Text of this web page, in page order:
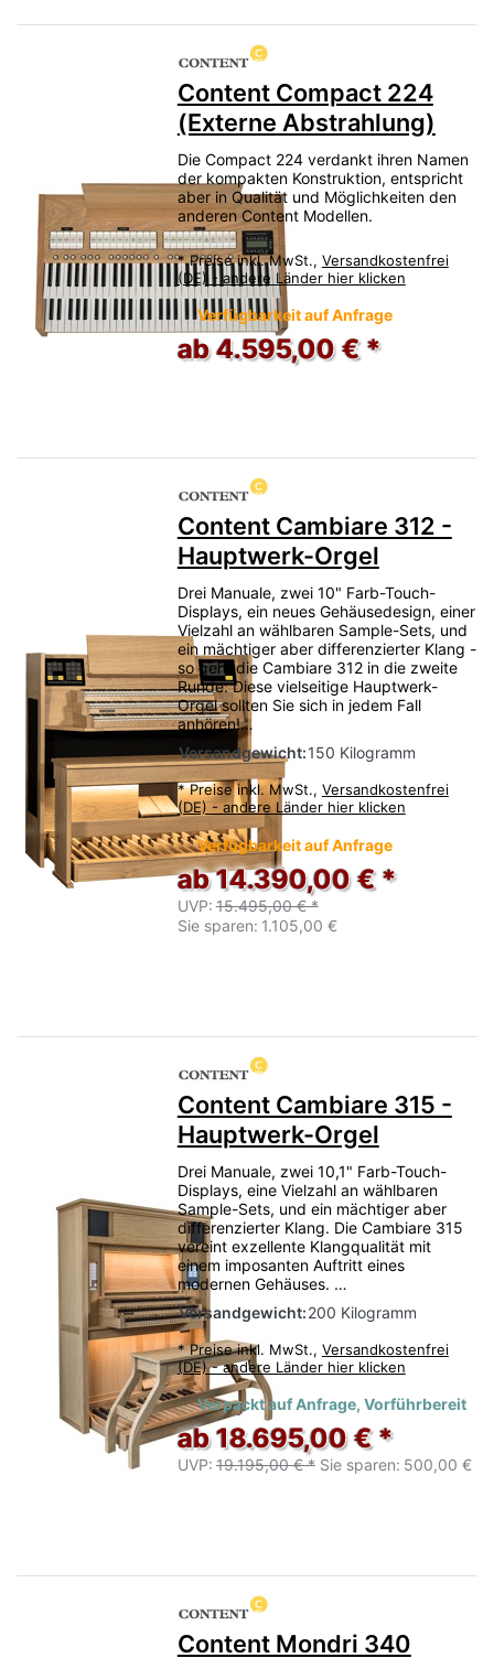
Content Compact 224
(Externe Abstrahlung)
Die Compact 224 verdankt ihren Namen
der kompakten Konstruktion, entspricht
aber in Qualität und Möglichkeiten den
anderen Content Modellen.
* Preise inkl. MwSt., Versandkostenfrei
(DE) - andere Länder hier klicken
Verfügbarkeit auf Anfrage
ab 4.595,00 € *
Content Cambiare 312 -
Hauptwerk-Orgel
Drei Manuale, zwei 10" Farb-Touch-
Displays, ein neues Gehäusedesign, einer
Vielzahl an wählbaren Sample-Sets, und
ein mächtiger aber differenzierter Klang -
so geht die Cambiare 312 in die zweite
Runde: Diese vielseitige Hauptwerk-
Orgel sollten Sie sich in jedem Fall
anhören!…
Versandgewicht:150 Kilogramm
* Preise inkl. MwSt., Versandkostenfrei
(DE) - andere Länder hier klicken
Verfügbarkeit auf Anfrage
ab 14.390,00 € *
UVP: 15.495,00 € *
Sie sparen: 1.105,00 €
Content Cambiare 315 -
Hauptwerk-Orgel
Drei Manuale, zwei 10,1" Farb-Touch-
Displays, eine Vielzahl an wählbaren
Sample-Sets, und ein mächtiger aber
differenzierter Klang. Die Cambiare 315
vereint exzellente Klangqualität mit
einem imposanten Auftritt eines
modernen Gehäuses. …
Versandgewicht:200 Kilogramm
* Preise inkl. MwSt., Versandkostenfrei
(DE) - andere Länder hier klicken
Verpackt auf Anfrage, Vorführbereit
ab 18.695,00 € *
UVP: 19.195,00 € * Sie sparen: 500,00 €
Content Mondri 340